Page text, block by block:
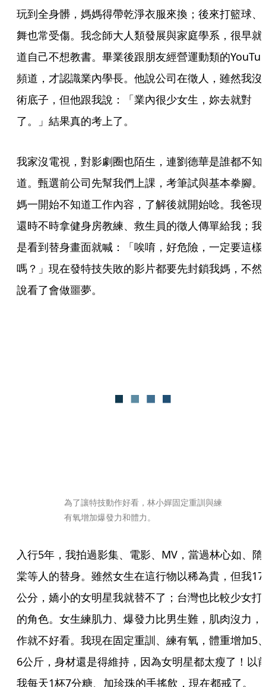
玩到全身髒，媽媽得帶乾淨衣服來換；後來打籃球、
舞也常受傷。我念師大人類發展與家庭學系，很早就
道自己不想教書。畢業後跟朋友經營運動類的
頻道，才認識業內學長。他說公司在徵人，雖然我沒
術底子，但他跟我說：「業內很少女生，妳去就對
了。」結果真的考上了。
我家沒電視，對影劇圈也陌生，連劉德華是誰都不知
道。甄選前公司先幫我們上課，考筆試與基本拳腳。
媽一開始不知道工作內容，了解後就開始唸。我爸現
還時不時拿健身房教練、救生員的徵人傳單給我；我
是看到替身畫面就喊：「唉唷，好危險，一定要這樣
嗎？」現在發特技失敗的影片都要先封鎖我媽，不然
說看了會做噩夢。
為了讓特技動作好看，林小嬋固定重訓與練
有氧增加爆發力和體力。
入行5年，我拍過影集、電影、MV，當過林心如、隋
棠等人的替身。雖然女生在這行物以稀為貴，但我
公分，嬌小的女明星我就替不了；台灣也比較少女打
的角色。女生練肌力、爆發力比男生難，肌肉沒力，
作就不好看。我現在固定重訓、練有氧，體重增加5
6公斤，身材還是得維持，因為女明星都太瘦了！以
我每天1杯7分糖、加珍珠的手搖飲，現在都戒了。